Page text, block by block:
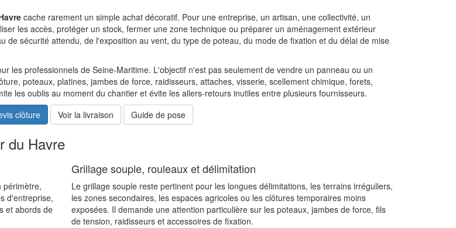
cache rarement un simple achat décoratif. Pour une entreprise, un artisan, une collectivité, un
les accès, protéger un stock, fermer une zone technique ou préparer un aménagement extérieur
sécurité attendu, de l'exposition au vent, du type de poteau, du mode de fixation et du délai de mise
les professionnels de Seine-Maritime. L'objectif n'est pas seulement de vendre un panneau ou un
poteaux, platines, jambes de force, raidisseurs, attaches, visserie, scellement chimique, forets,
les oublis au moment du chantier et évite les allers-retours inutiles entre plusieurs fournisseurs.
clôture
Voir la livraison Guide de pose
du Havre
périmètre,
d'entreprise,
et abords de
Grillage souple, rouleaux et délimitation
Le grillage souple reste pertinent pour les longues délimitations, les terrains irréguliers,
les zones secondaires, les espaces agricoles ou les clôtures temporaires moins
exposées. Il demande une attention particulière sur les poteaux, jambes de force, fils
de tension, raidisseurs et accessoires de fixation.